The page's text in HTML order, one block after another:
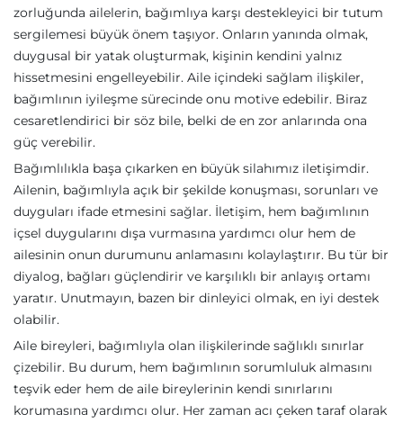
zorluğunda ailelerin, bağımlıya karşı destekleyici bir tutum
sergilemesi büyük önem taşıyor. Onların yanında olmak,
duygusal bir yatak oluşturmak, kişinin kendini yalnız
hissetmesini engelleyebilir. Aile içindeki sağlam ilişkiler,
bağımlının iyileşme sürecinde onu motive edebilir. Biraz
cesaretlendirici bir söz bile, belki de en zor anlarında ona
güç verebilir.
Bağımlılıkla başa çıkarken en büyük silahımız iletişimdir.
Ailenin, bağımlıyla açık bir şekilde konuşması, sorunları ve
duyguları ifade etmesini sağlar. İletişim, hem bağımlının
içsel duygularını dışa vurmasına yardımcı olur hem de
ailesinin onun durumunu anlamasını kolaylaştırır. Bu tür bir
diyalog, bağları güçlendirir ve karşılıklı bir anlayış ortamı
yaratır. Unutmayın, bazen bir dinleyici olmak, en iyi destek
olabilir.
Aile bireyleri, bağımlıyla olan ilişkilerinde sağlıklı sınırlar
çizebilir. Bu durum, hem bağımlının sorumluluk almasını
teşvik eder hem de aile bireylerinin kendi sınırlarını
korumasına yardımcı olur. Her zaman acı çeken taraf olarak